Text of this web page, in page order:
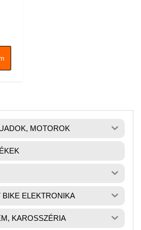
MOTOROK
ELEKTRONIKA
KAROSSZÉRIA